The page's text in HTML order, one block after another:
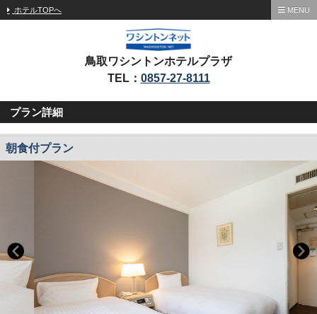
ホテルTOPへ MENU
鳥取ワシントンホテルプラザ
TEL： 0857-27-8111
プラン詳細
朝食付プラン